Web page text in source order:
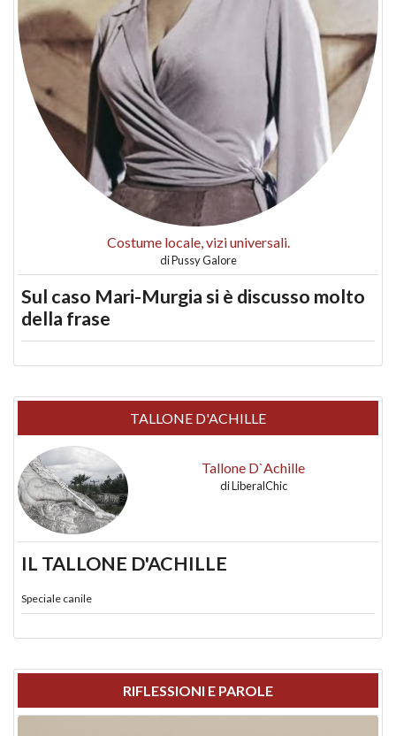
Costume locale, vizi universali.
diPussy Galore
Sul caso Mari-Murgia si è discusso molto
della frase
TALLONE D'ACHILLE
Tallone D`Achille
diLiberalChic
IL TALLONE D'ACHILLE
Speciale canile
RIFLESSIONI E PAROLE